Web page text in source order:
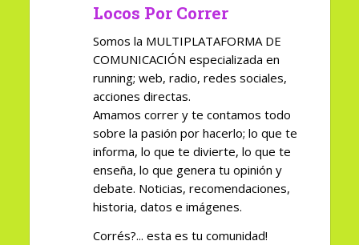
Locos Por Correr
Somos la MULTIPLATAFORMA DE
COMUNICACIÓN especializada en
running; web, radio, redes sociales,
acciones directas.
Amamos correr y te contamos todo
sobre la pasión por hacerlo; lo que te
informa, lo que te divierte, lo que te
enseña, lo que genera tu opinión y
debate. Noticias, recomendaciones,
historia, datos e imágenes.
Corrés?... esta es tu comunidad!